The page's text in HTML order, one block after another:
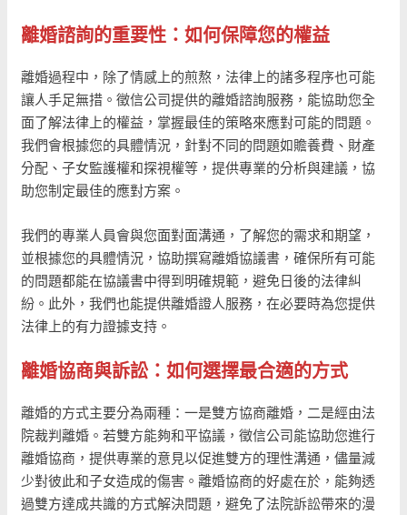
離婚諮詢的重要性：如何保障您的權益
離婚過程中，除了情感上的煎熬，法律上的諸多程序也可能
讓人手足無措。徵信公司提供的離婚諮詢服務，能協助您全
面了解法律上的權益，掌握最佳的策略來應對可能的問題。
我們會根據您的具體情況，針對不同的問題如贍養費、財產
分配、子女監護權和探視權等，提供專業的分析與建議，協
助您制定最佳的應對方案。
我們的專業人員會與您面對面溝通，了解您的需求和期望，
並根據您的具體情況，協助撰寫離婚協議書，確保所有可能
的問題都能在協議書中得到明確規範，避免日後的法律糾
紛。此外，我們也能提供離婚證人服務，在必要時為您提供
法律上的有力證據支持。
離婚協商與訴訟：如何選擇最合適的方式
離婚的方式主要分為兩種：一是雙方協商離婚，二是經由法
院裁判離婚。若雙方能夠和平協議，徵信公司能協助您進行
離婚協商，提供專業的意見以促進雙方的理性溝通，儘量減
少對彼此和子女造成的傷害。離婚協商的好處在於，能夠透
過雙方達成共識的方式解決問題，避免了法院訴訟帶來的漫